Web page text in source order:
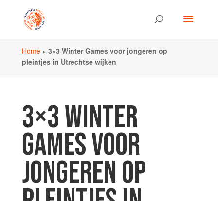
Home» 3×3 Winter Games voor jongeren op
pleintjes in Utrechtse wijken
3×3 WINTER
GAMES VOOR
JONGEREN OP